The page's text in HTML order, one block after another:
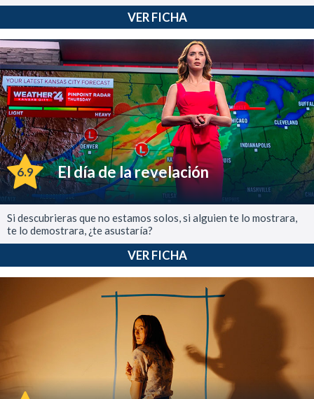
VER FICHA
6.9 El día de la revelación
Si descubrieras que no estamos solos, si alguien te lo mostrara,
te lo demostrara, ¿te asustaría?
VER FICHA